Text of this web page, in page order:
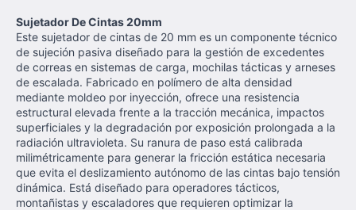
Sujetador De Cintas 20mm
Este sujetador de cintas de 20 mm es un componente técnico
de sujeción pasiva diseñado para la gestión de excedentes
de correas en sistemas de carga, mochilas tácticas y arneses
de escalada. Fabricado en polímero de alta densidad
mediante moldeo por inyección, ofrece una resistencia
estructural elevada frente a la tracción mecánica, impactos
superficiales y la degradación por exposición prolongada a la
radiación ultravioleta. Su ranura de paso está calibrada
milimétricamente para generar la fricción estática necesaria
que evita el deslizamiento autónomo de las cintas bajo tensión
dinámica. Está diseñado para operadores tácticos,
montañistas y escaladores que requieren optimizar la